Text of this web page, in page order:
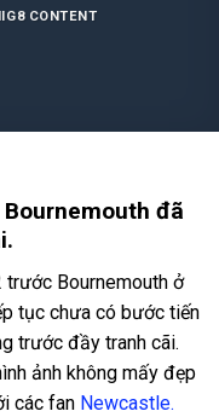
CONTENT
đã
Bournemouth ở
tục chưa có bước tiến
trước đầy tranh cãi.
ảnh không mấy đẹp
các fan Newcastle.